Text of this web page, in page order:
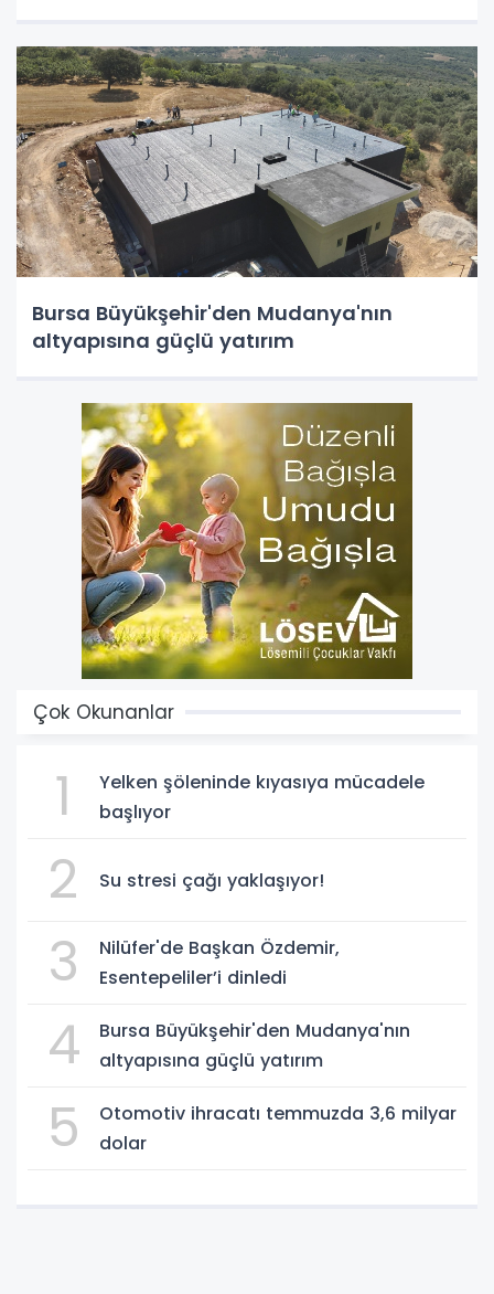
Bursa Büyükşehir'den Mudanya'nın
altyapısına güçlü yatırım
Çok Okunanlar
1
Yelken şöleninde kıyasıya mücadele
başlıyor
2 Su stresi çağı yaklaşıyor!
3
Nilüfer'de Başkan Özdemir,
Esentepeliler’i dinledi
4
Bursa Büyükşehir'den Mudanya'nın
altyapısına güçlü yatırım
5
Otomotiv ihracatı temmuzda 3,6 milyar
dolar